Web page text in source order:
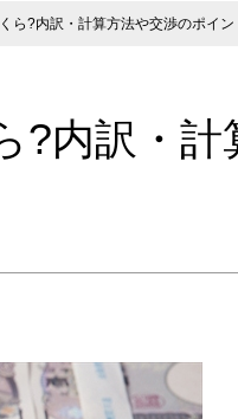
ら?内訳・計算方法や交渉のポイ
?内訳・計